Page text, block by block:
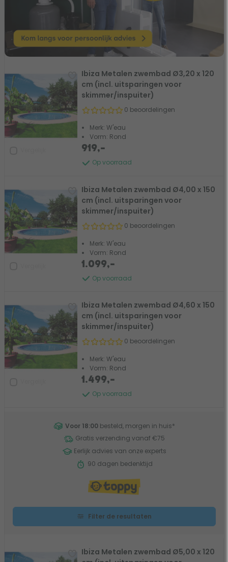
Ibiza Metalen zwembad Ø3,20 x 120
cm (incl. uitsparingen voor
skimmer/inspuiter)
0 beoordelingen
Merk: W'eau
Vorm: Rond
Op voorraad
919,-
Ibiza Metalen zwembad Ø4,00 x 150
cm (incl. uitsparingen voor
skimmer/inspuiter)
0 beoordelingen
Merk: W'eau
Vorm: Rond
Op voorraad
1.099,-
Ibiza Metalen zwembad Ø4,60 x 150
cm (incl. uitsparingen voor
skimmer/inspuiter)
0 beoordelingen
Merk: W'eau
Vorm: Rond
Op voorraad
1.499,-
Voor 18:00 besteld, morgen in huis*
Gratis verzending vanaf €75
Eerlijk advies van onze experts
90 dagen bedenktijd
Filter de resultaten
Ibiza Metalen zwembad Ø5,00 x 120